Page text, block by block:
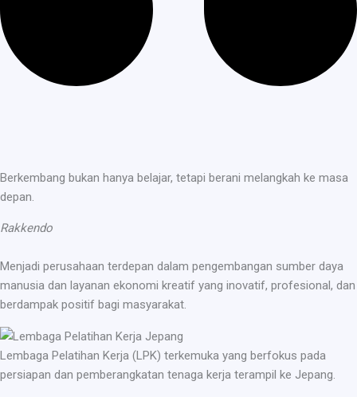
Berkembang bukan hanya belajar, tetapi berani melangkah ke masa
depan.
Rakkendo
Menjadi perusahaan terdepan dalam pengembangan sumber daya
manusia dan layanan ekonomi kreatif yang inovatif, profesional, dan
berdampak positif bagi masyarakat.
Lembaga Pelatihan Kerja (LPK) terkemuka yang berfokus pada
persiapan dan pemberangkatan tenaga kerja terampil ke Jepang.